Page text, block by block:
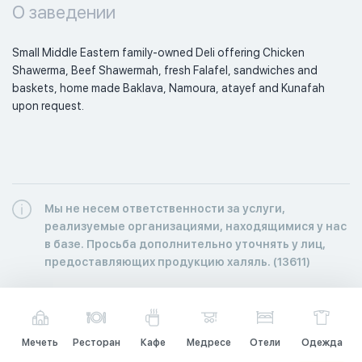
О заведении
Small Middle Eastern family-owned Deli offering Chicken
Shawerma, Beef Shawermah, fresh Falafel, sandwiches and
baskets, home made Baklava, Namoura, atayef and Kunafah
upon request.
Мы не несем ответственности за услуги,
реализуемые организациями, находящимися у нас
в базе. Просьба дополнительно уточнять у лиц,
предоставляющих продукцию халяль. (13611)
Мечеть Ресторан Кафе Медресе Отели Одежда